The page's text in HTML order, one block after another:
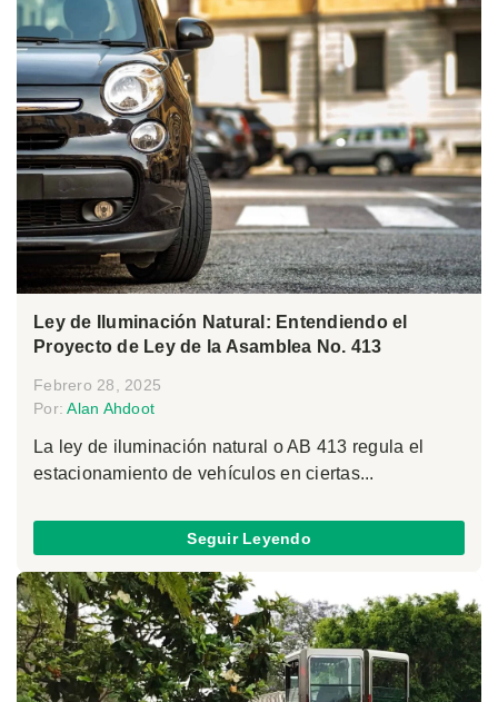
Ley de Iluminación Natural: Entendiendo el
Proyecto de Ley de la Asamblea No. 413
Febrero 28, 2025
Por:Alan Ahdoot
La ley de iluminación natural o AB 413 regula el
estacionamiento de vehículos en ciertas...
Seguir Leyendo